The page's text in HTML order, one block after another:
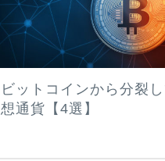
ビットコインから分裂
想通貨【4選】